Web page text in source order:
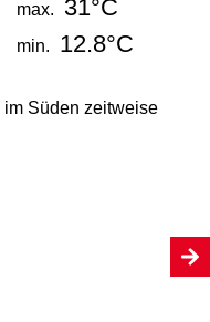
max. 31°C
min. 12.8°C
im Süden zeitweise